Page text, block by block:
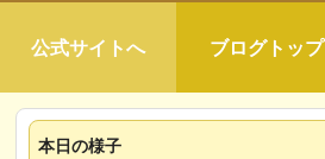
公式サイトへ ブログトップ
本日の様子